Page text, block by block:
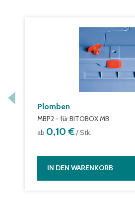
Plomben
MBP2 - für BITOBOX MB
ab 0,10 €/ Stk.
IN DEN WARENKORB